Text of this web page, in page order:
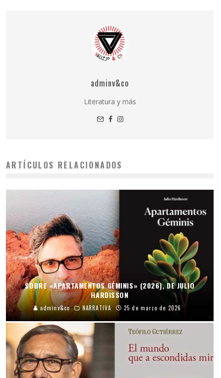
adminv&co
Literatura y más
ARTÍCULOS RELACIONADOS
SOBRE «APARTAMENTOS GÉMINIS» (2026), DE JULIO
HARDISSON
adminv&co NARRATIVA 25 de marzo de 2026